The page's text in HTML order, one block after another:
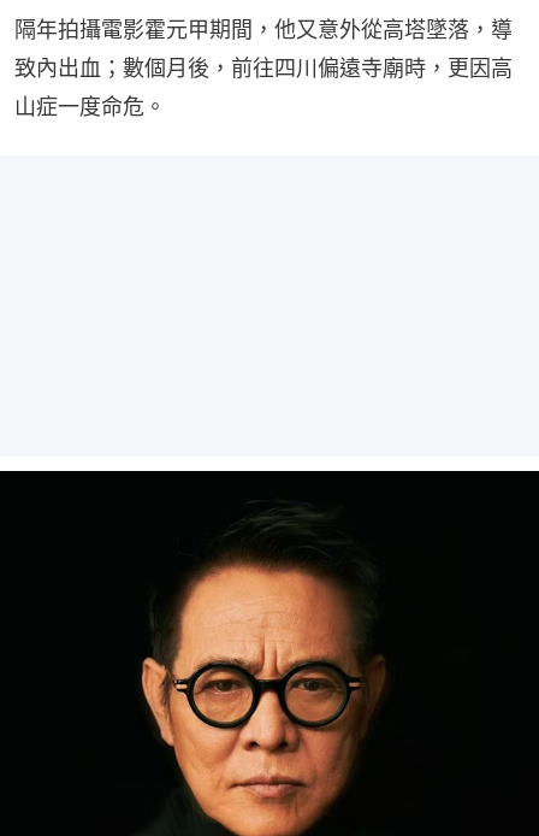
隔年拍攝電影霍元甲期間，他又意外從高塔墜落，導
致內出血；數個月後，前往四川偏遠寺廟時，更因高
山症一度命危。